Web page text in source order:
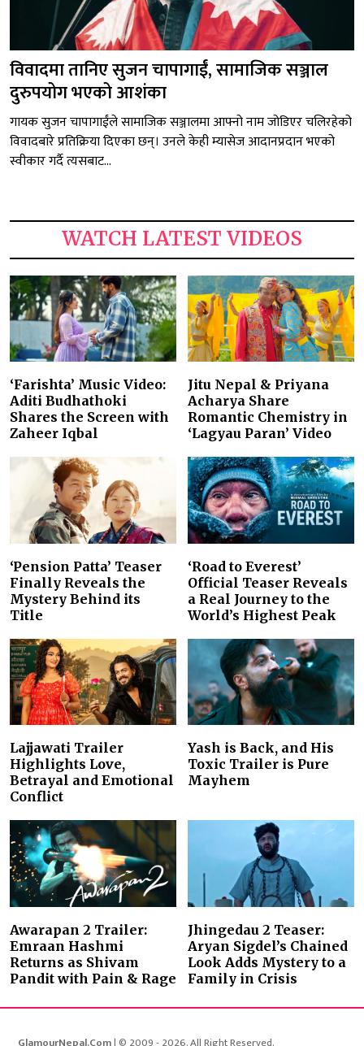
विवादमा तानिए सुजन चापागाईं, सामाजिक सञ्जाल
दुरुपयोग भएको आशंका
गायक सुजन चापागाईंले सामाजिक सञ्जालमा आफ्नो नाम जोडिएर चलिरहेको
विवादबारे प्रतिक्रिया दिएका छन्। उनले केही म्यासेज आदानप्रदान भएको
स्वीकार गर्दै त्यसबाट...
WATCH LATEST VIDEOS
‘Farishta’ Music Video:
Aditi Budhathoki
Shares the Screen with
Zaheer Iqbal
Jitu Nepal & Priyana
Acharya Share
Romantic Chemistry in
‘Lagyau Paran’ Video
‘Pension Patta’ Teaser
Finally Reveals the
Mystery Behind its
Title
‘Road to Everest’
Official Teaser Reveals
a Real Journey to the
World’s Highest Peak
Lajjawati Trailer
Highlights Love,
Betrayal and Emotional
Conflict
Yash is Back, and His
Toxic Trailer is Pure
Mayhem
Awarapan 2 Trailer:
Emraan Hashmi
Returns as Shivam
Pandit with Pain & Rage
Jhingedau 2 Teaser:
Aryan Sigdel’s Chained
Look Adds Mystery to a
Family in Crisis